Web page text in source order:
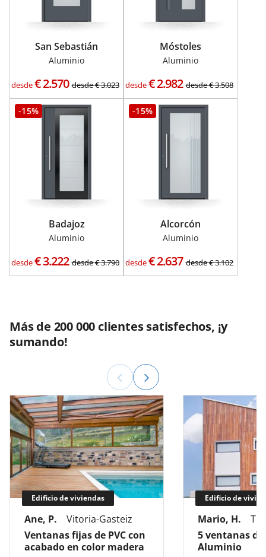
San Sebastián
Aluminio
desde€2.570 desde€3.023
Móstoles
Aluminio
desde€2.982 desde€3.508
-15%
Badajoz
Aluminio
desde€3.222 desde€3.790
-15%
Alcorcón
Aluminio
desde€2.637 desde€3.102
Más de 200 000 clientes satisfechos, ¡y
sumando!
Edificio de viviendas
Ane, P.
Vitoria-Gasteiz
Ventanas fijas de PVC con
acabado en color madera
Edificio de
Mario, H.
5 ventanas de
Aluminio